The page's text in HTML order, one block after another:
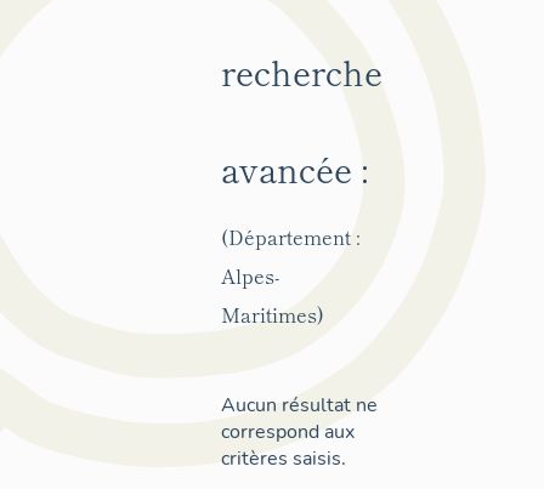
recherche
avancée :
(Département :
Alpes-
Maritimes)
Aucun résultat ne
correspond aux
critères saisis.